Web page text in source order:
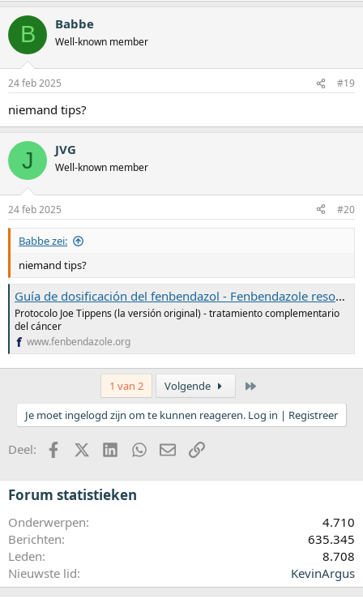
B Babbe
Well-known member
24 feb 2025 #19
niemand tips?
J JVG
Well-known member
24 feb 2025 #20
Babbe zei:
niemand tips?
Guía de dosificación del fenbendazol - Fenbendazole resource
Protocolo Joe Tippens (la versión original) - tratamiento complementario
del cáncer
www.fenbendazole.org
1 van 2 Volgende
Je moet ingelogd zijn om te kunnen reageren. Log in | Registreer
Deel: FacebookX (Twitter)LinkedInWhatsApp
E-mailkoppeling
Forum statistieken
Onderwerpen
4.710
Berichten
635.345
Leden
8.708
Nieuwste lid
KevinArgus